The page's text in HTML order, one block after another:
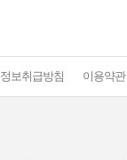
보취급방침 이용약관